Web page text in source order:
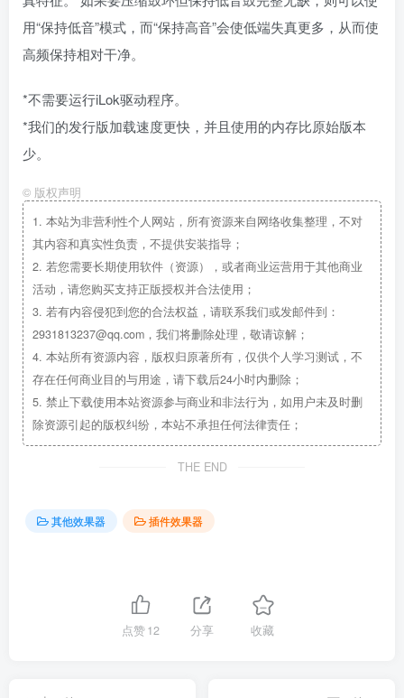
用“保持低音”模式，而“保持高音”会使低端失真更多，从而使
高频保持相对干净。
*不需要运行iLok驱动程序。
*我们的发行版加载速度更快，并且使用的内存比原始版本
少。
© 版权声明
1. 本站为非营利性个人网站，所有资源来自网络收集整理，不对
其内容和真实性负责，不提供安装指导；
2. 若您需要长期使用软件（资源），或者商业运营用于其他商业
活动，请您购买支持正版授权并合法使用；
3. 若有内容侵犯到您的合法权益，请联系我们或发邮件到：
2931813237@qq.com，我们将删除处理，敬请谅解；
4. 本站所有资源内容，版权归原著所有，仅供个人学习测试，不
存在任何商业目的与用途，请下载后24小时内删除；
5. 禁止下载使用本站资源参与商业和非法行为，如用户未及时删
除资源引起的版权纠纷，本站不承担任何法律责任；
THE END
其他效果器 插件效果器
点赞12 分享 收藏